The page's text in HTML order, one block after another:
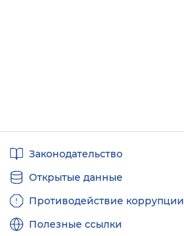
ссылкиЗаконодательство
Открытые данные
Противодействие коррупции
Полезные ссылки